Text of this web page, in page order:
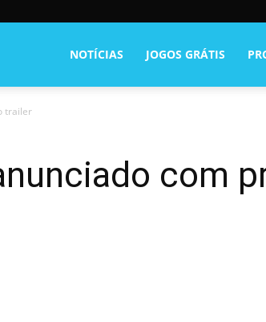
NOTÍCIAS JOGOS GRÁTIS
trailer
com